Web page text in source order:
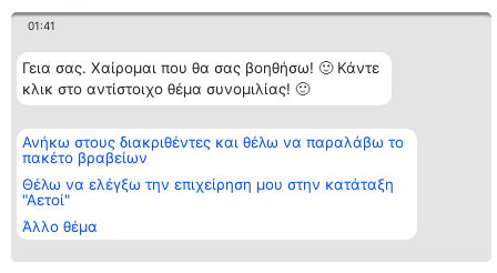
01:41
Γεια σας. Χαίρομαι που θα σας βοηθήσω! 🙂 Κάντε
κλικ στο αντίστοιχο θέμα συνομιλίας! 🙂
Ανήκω στους διακριθέντες και θέλω να παραλάβω το
πακέτο βραβείων
Θέλω να ελέγξω την επιχείρηση μου στην κατάταξη
"Αετοί"
Άλλο θέμα
Διοργανωτής της
κατάταξης
BEAUTIFUL COMPANY
Μονοπρόσωπη ΙΚΕ
2104128019
email:
aetoi@beautifulcompany.co
Κατάταξη
Διακριθέντες
Λίστα όλων
των
Μεθοδολογία
Όροι &
ΠΟΛΙΤΙΚΗ
Επικοινωνία
Επικοινωνία